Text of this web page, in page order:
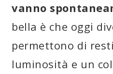
vanno
bella è che oggi
permettono di
luminosità e un